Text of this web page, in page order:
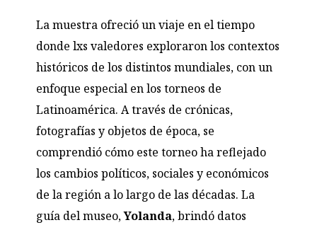
La muestra ofreció un viaje en el tiempo
donde lxs valedores exploraron los contextos
históricos de los distintos mundiales, con un
enfoque especial en los torneos de
Latinoamérica. A través de crónicas,
fotografías y objetos de época, se
comprendió cómo este torneo ha reflejado
los cambios políticos, sociales y económicos
de la región a lo largo de las décadas. La
guía del museo,Yolanda, brindó datos